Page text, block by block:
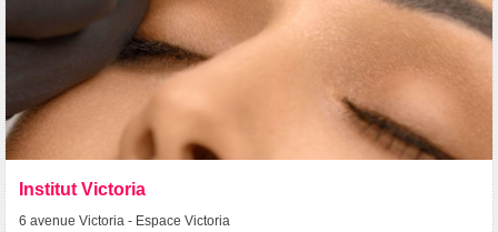
Institut Victoria
6 avenue Victoria - Espace Victoria